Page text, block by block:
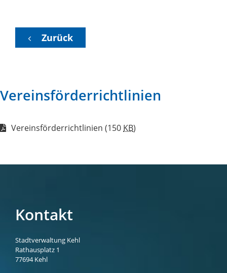
Zurück
Vereinsförderrichtlinien
Vereinsförderrichtlinien (150 KB)
Kontakt
Stadtverwaltung Kehl
Rathausplatz 1
77694 Kehl